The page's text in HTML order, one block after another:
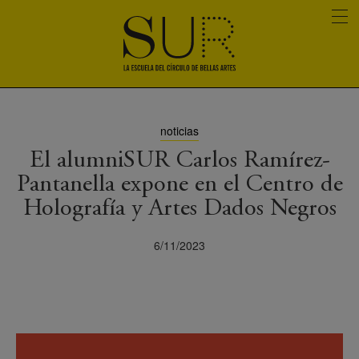
noticias
El alumniSUR Carlos Ramírez-
Pantanella expone en el Centro de
Holografía y Artes Dados Negros
6/11/2023